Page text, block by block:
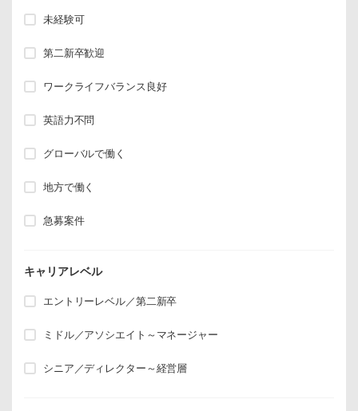
未経験可
第二新卒歓迎
ワークライフバランス良好
英語力不問
グローバルで働く
地方で働く
急募案件
キャリアレベル
エントリーレベル／第二新卒
ミドル／アソシエイト～マネージャー
シニア／ディレクター～経営層